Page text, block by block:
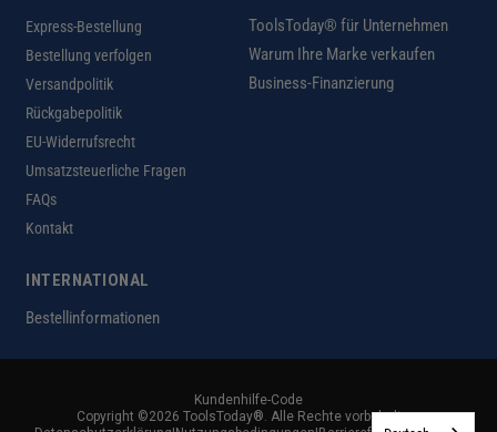
Express-Bestellung
Bestellung verfolgen
Versandpolitik
Rückgabepolitik
EU-Widerrufsrecht
Umsatzsteuerliche Fragen
FAQs
Kontakt
ToolsToday® für Unternehmen
Warum Ihre Marke verkaufen
Business-Finanzierung
INTERNATIONAL
Bestellinformationen
Copyright ©2026 ToolsToday®. Alle Rechte vorbehalten.
Kundenhilfe-Code